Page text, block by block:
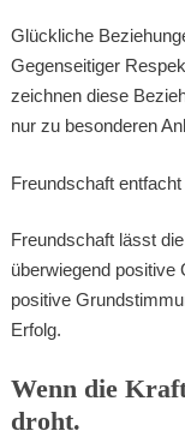
Glückliche
Gegenseitiger
zeichnen diese
nur zu besonderen
Freundschaft entfacht
Freundschaft lässt
überwiegend positive
positive
Erfolg.
Wenn die
droht.